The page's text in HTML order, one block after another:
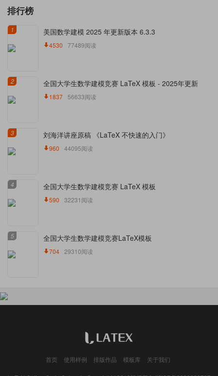
排行榜
1 美国数学建模 2025 年更新版本 6.3.3
4530 77489阅读
2 全国大学生数学建模竞赛 LaTeX 模板 - 2025年更新
1837 56633阅读
3 刘海洋讲座原稿 《LaTeX 不快速的入门》
960 44095阅读
4 全国大学生数学建模竞赛 LaTeX 模板
590 32231阅读
5 全国大学生数学建模竞赛LaTeX模板
704 29310阅读
首页 使用样例 排版作品 模板库 关于我们